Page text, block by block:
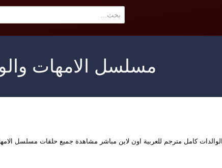
مسلسل الامهات
كامل مترجم للعربية اون لاين مباشر مشاهدة جميع حلقات مسلسل